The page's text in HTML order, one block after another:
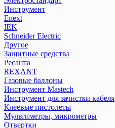
Инструмент
Enext
IEK
Schneider Electric
Другое
Защитные средства
Ресанта
REXANT
Газовые баллоны
Инструмент Mastech
Инструмент для зачистки кабеля
Клеевые пистолеты
Мультиметры, микрометры
Отвертки